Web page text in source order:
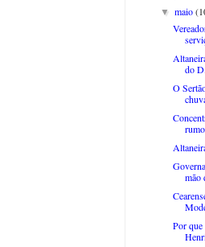
▼maio
do
O
mão
Por que